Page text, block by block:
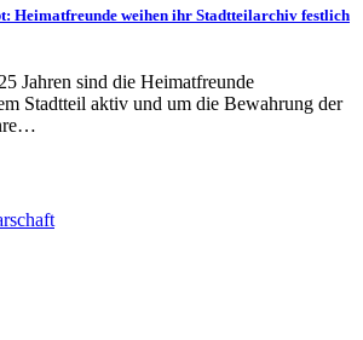
Heimatfreunde weihen ihr Stadtteilarchiv festlich
Jahren sind die Heimatfreunde
Stadtteil aktiv und um die Bewahrung der